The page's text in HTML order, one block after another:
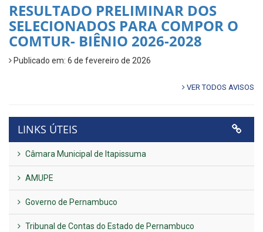
RESULTADO PRELIMINAR DOS
SELECIONADOS PARA COMPOR O
COMTUR- BIÊNIO 2026-2028
Publicado em: 6 de fevereiro de 2026
VER TODOS AVISOS
LINKS ÚTEIS
Câmara Municipal de Itapissuma
AMUPE
Governo de Pernambuco
Tribunal de Contas do Estado de Pernambuco